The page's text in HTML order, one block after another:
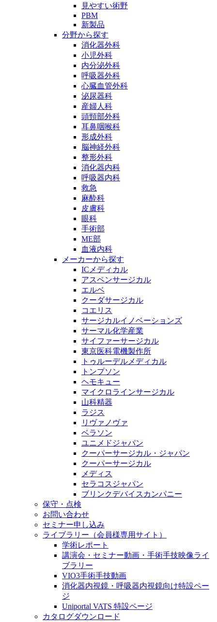
見やすい術野
PBM
新製品
分野から探す
消化器外科
小児外科
内分泌外科
呼吸器外科
心臓血管外科
泌尿器科
産婦人科
頭頸部外科
耳鼻咽喉科
形成外科
脳神経外科
整形外科
消化器内科
呼吸器内科
救急
麻酔科
皮膚科
眼科
手術部
ME部
血液内科
メーカーから探す
ICメディカル
アスペンサージカル
エルベ
クーダサージカル
コエリス
サージカルイノベーションズ
サーマル化学産業
サイファーサージカル
東京医科電機製作所
トゥルーデルメディカル
トンプソン
ヘモキュー
マイクロラインサージカル
山科精器
ラジス
リヴァノヴァ
ベラソン
ユニメドジャパン
クーパーサージカル・ジャパン
クーパーサージカル
メディス
セラコスジャパン
ブリンクデバイスカンパニー
保守・点検
お問い合わせ
セミナー申し込み
ライブラリー（会員様専用サイト）
学術レポート
講演会・セミナー動画・手術手技映像ライ
ブラリー
VIO3手術手技動画
消化器内視鏡・呼吸器内視鏡向け特設ペー
ジ
Uniportal VATS 特設ページ
カタログダウンロード